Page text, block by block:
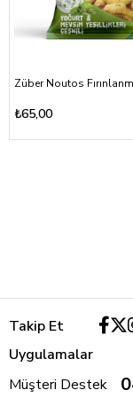
₺65,00
Takip Et
Uygulamalar
Müşteri Destek